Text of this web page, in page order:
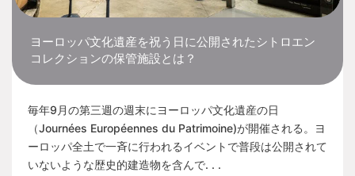
ヨーロッパ文化遺産を祝う日に公開されたシトロエン
コレクションの保管施設とは？
毎年9月の第三週の週末にヨーロッパ文化遺産の日
（Journées Européennes du Patrimoine)が開催される。ヨ
ーロッパ全土で一斉に行われるイベントで普段は公開されて
いないような歴史的建造物を含んで. . .